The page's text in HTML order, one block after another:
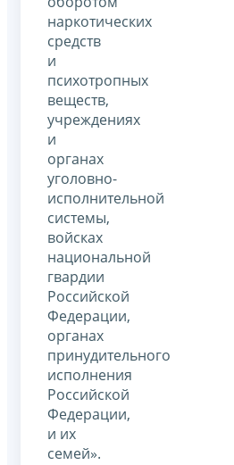
наркотических
средств
и
психотропных
веществ,
учреждениях
и
органах
уголовно-
исполнительной
системы,
войсках
национальной
гвардии
Российской
Федерации,
органах
принудительного
исполнения
Российской
Федерации,
и их
семей».